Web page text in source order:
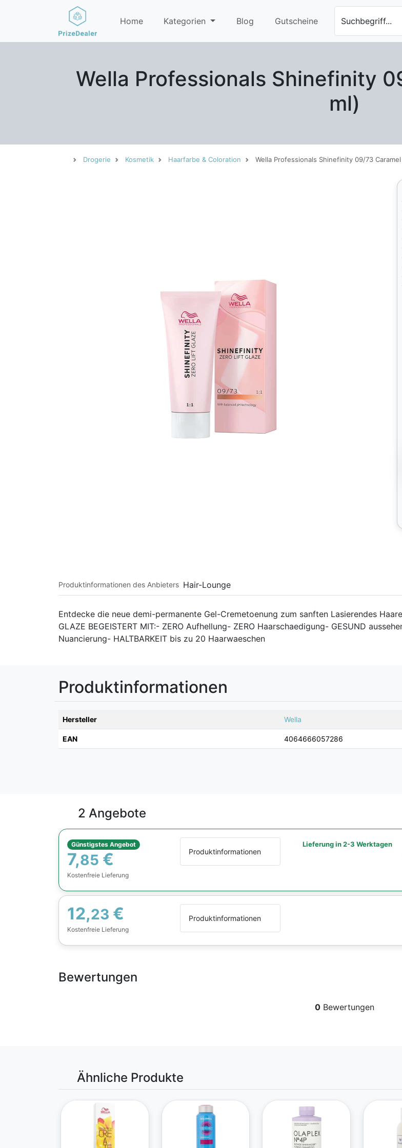
Home Kategorien Blog Gutscheine Suchbegriff...
Wella Professionals Shinefinity
ml)
Drogerie Kosmetik Haarfarbe & Coloration Wella Professionals Shinefinity 09/73
Produktinformationen des Anbieters Hair-Lounge
Entdecke die neue demi-permanente Gel-Cremetoenung zum sanften Lasierendes
GLAZE BEGEISTERT MIT:- ZERO Aufhellung- ZERO Haarschaedigung- GESUND
Nuancierung- HALTBARKEIT bis zu 20 Haarwaeschen
Produktinformationen
Hersteller Wella
EAN 4064666057286
2 Angebote
Günstigstes Angebot
7,85 €
Kostenfreie Lieferung
Produktinformationen
Lieferung in 2-3 Werktagen
12,23 €
Kostenfreie Lieferung
Produktinformationen
Bewertungen
0 Bewertungen
Ähnliche Produkte